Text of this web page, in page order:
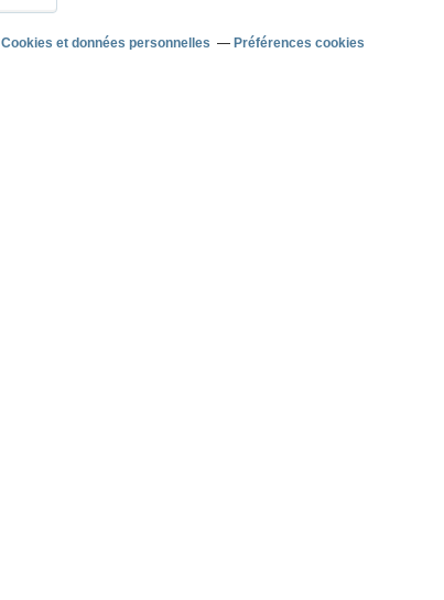
Cookies et données personnelles Préférences cookies